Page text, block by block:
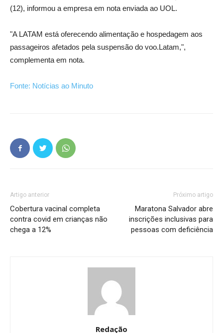
(12), informou a empresa em nota enviada ao UOL.
"A LATAM está oferecendo alimentação e hospedagem aos
passageiros afetados pela suspensão do voo.Latam,",
complementa em nota.
Fonte: Notícias ao Minuto
Artigo anterior
Cobertura vacinal completa
contra covid em crianças não
chega a 12%
Próximo artigo
Maratona Salvador abre
inscrições inclusivas para
pessoas com deficiência
Redação